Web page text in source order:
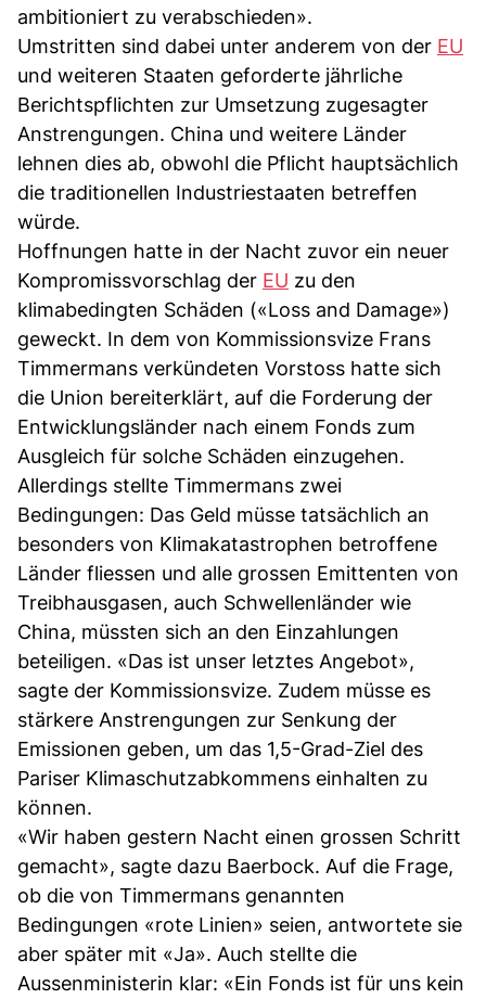
ambitioniert zu verabschieden».
Umstritten sind dabei unter anderem von der EU
und weiteren Staaten geforderte jährliche
Berichtspflichten zur Umsetzung zugesagter
Anstrengungen. China und weitere Länder
lehnen dies ab, obwohl die Pflicht hauptsächlich
die traditionellen Industriestaaten betreffen
würde.
Hoffnungen hatte in der Nacht zuvor ein neuer
Kompromissvorschlag der EU zu den
klimabedingten Schäden («Loss and Damage»)
geweckt. In dem von Kommissionsvize Frans
Timmermans verkündeten Vorstoss hatte sich
die Union bereiterklärt, auf die Forderung der
Entwicklungsländer nach einem Fonds zum
Ausgleich für solche Schäden einzugehen.
Allerdings stellte Timmermans zwei
Bedingungen: Das Geld müsse tatsächlich an
besonders von Klimakatastrophen betroffene
Länder fliessen und alle grossen Emittenten von
Treibhausgasen, auch Schwellenländer wie
China, müssten sich an den Einzahlungen
beteiligen. «Das ist unser letztes Angebot»,
sagte der Kommissionsvize. Zudem müsse es
stärkere Anstrengungen zur Senkung der
Emissionen geben, um das 1,5-Grad-Ziel des
Pariser Klimaschutzabkommens einhalten zu
können.
«Wir haben gestern Nacht einen grossen Schritt
gemacht», sagte dazu Baerbock. Auf die Frage,
ob die von Timmermans genannten
Bedingungen «rote Linien» seien, antwortete sie
aber später mit «Ja». Auch stellte die
Aussenministerin klar: «Ein Fonds ist für uns kein